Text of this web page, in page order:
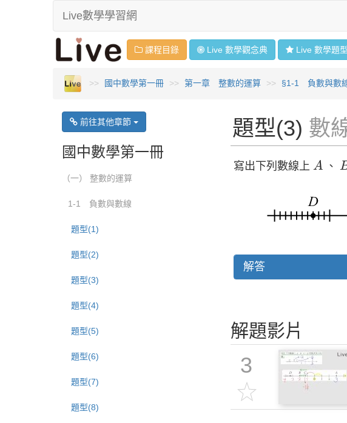
Live數學學習網
課程目錄 Live 數學觀念典 Live 數學題型
國中數學第一冊 第一章 整數的運算 §1-1 負數與數
題型(3) 數
寫出下列數線上 A
A、
解答
解題影片
3
前往其他章節
國中數學第一冊
（一） 整數的運算
1-1 負數與數線
題型(1)
題型(2)
題型(3)
題型(4)
題型(5)
題型(6)
題型(7)
題型(8)